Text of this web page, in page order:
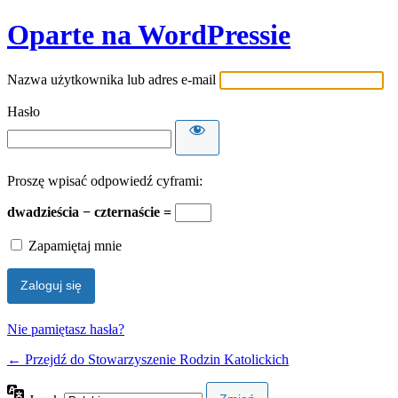
Oparte na WordPressie
Nazwa użytkownika lub adres e-mail
Hasło
Proszę wpisać odpowiedź cyframi:
dwadzieścia − czternaście =
Zapamiętaj mnie
Nie pamiętasz hasła?
← Przejdź do Stowarzyszenie Rodzin Katolickich